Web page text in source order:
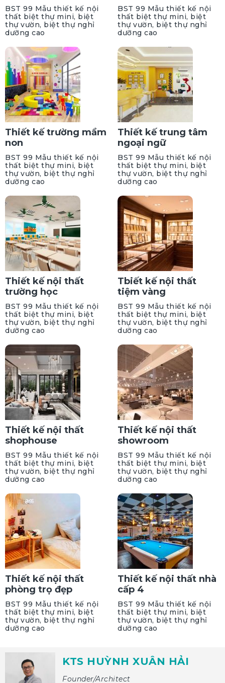
BST 99 Mẫu thiết kế nội
thất biệt thự mini, biệt
thự vườn, biệt thự nghỉ
dưỡng cao
BST 99 Mẫu thiết kế nội
thất biệt thự mini, biệt
thự vườn, biệt thự nghỉ
dưỡng cao
Thiết kế trường mầm
non
BST 99 Mẫu thiết kế nội
thất biệt thự mini, biệt
thự vườn, biệt thự nghỉ
dưỡng cao
Thiết kế trung tâm
ngoại ngữ
BST 99 Mẫu thiết kế nội
thất biệt thự mini, biệt
thự vườn, biệt thự nghỉ
dưỡng cao
Thiết kế nội thất
trường học
BST 99 Mẫu thiết kế nội
thất biệt thự mini, biệt
thự vườn, biệt thự nghỉ
dưỡng cao
Tbiết kế nội thất
tiệm vàng
BST 99 Mẫu thiết kế nội
thất biệt thự mini, biệt
thự vườn, biệt thự nghỉ
dưỡng cao
Thiết kế nội thất
shophouse
BST 99 Mẫu thiết kế nội
thất biệt thự mini, biệt
thự vườn, biệt thự nghỉ
dưỡng cao
Thiết kế nội thất
showroom
BST 99 Mẫu thiết kế nội
thất biệt thự mini, biệt
thự vườn, biệt thự nghỉ
dưỡng cao
Thiết kế nội thất
phòng trọ đẹp
BST 99 Mẫu thiết kế nội
thất biệt thự mini, biệt
thự vườn, biệt thự nghỉ
dưỡng cao
Thiết kế nội thất nhà
cấp 4
BST 99 Mẫu thiết kế nội
thất biệt thự mini, biệt
thự vườn, biệt thự nghỉ
dưỡng cao
KTS HUỲNH XUÂN HẢI
Founder/Architect